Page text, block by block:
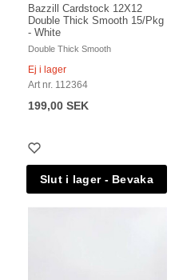
Bazzill Cardstock 12X12
Double Thick Smooth 15/Pkg
- White
Double Thick Smooth
Ej i lager
Art nr. 112364
199,00 SEK